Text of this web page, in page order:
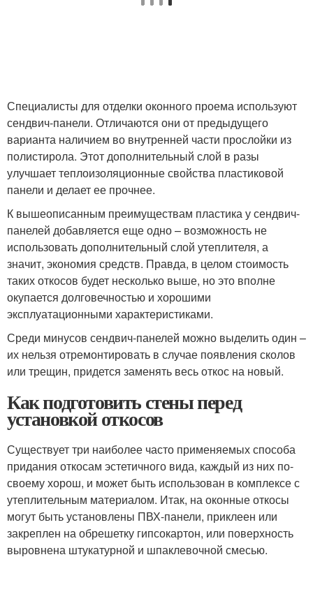
Специалисты для отделки оконного проема используют
сендвич-панели. Отличаются они от предыдущего
варианта наличием во внутренней части прослойки из
полистирола. Этот дополнительный слой в разы
улучшает теплоизоляционные свойства пластиковой
панели и делает ее прочнее.
К вышеописанным преимуществам пластика у сендвич-
панелей добавляется еще одно – возможность не
использовать дополнительный слой утеплителя, а
значит, экономия средств. Правда, в целом стоимость
таких откосов будет несколько выше, но это вполне
окупается долговечностью и хорошими
эксплуатационными характеристиками.
Среди минусов сендвич-панелей можно выделить один –
их нельзя отремонтировать в случае появления сколов
или трещин, придется заменять весь откос на новый.
Как подготовить стены перед
установкой откосов
Существует три наиболее часто применяемых способа
придания откосам эстетичного вида, каждый из них по-
своему хорош, и может быть использован в комплексе с
утеплительным материалом. Итак, на оконные откосы
могут быть установлены ПВХ-панели, приклеен или
закреплен на обрешетку гипсокартон, или поверхность
выровнена штукатурной и шпаклевочной смесью.